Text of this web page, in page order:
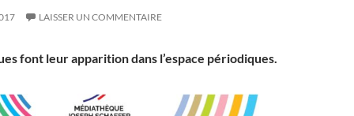
LAISSER UN COMMENTAIRE
font leur apparition dans l’espace périodiques.